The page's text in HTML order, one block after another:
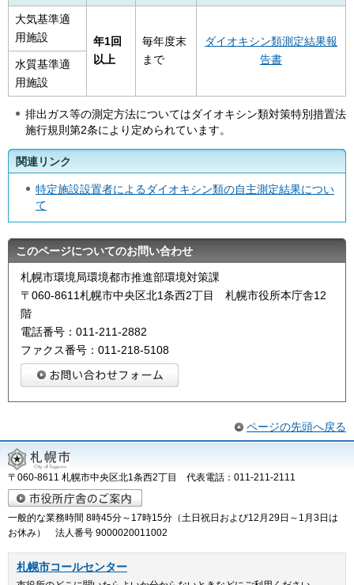
大気基準適
用施設
年1回
以上
毎年度末
まで
ダイオキシン類測定結果報
告書
水質基準適
用施設
排出ガス等の測定方法についてはダイオキシン類対策特別措置法
施行規則第2条により定められています。
関連リンク
特定施設設置者によるダイオキシン類の自主測定結果につい
て
このページについてのお問い合わせ
札幌市環境局環境都市推進部環境対策課
〒060-8611札幌市中央区北1条西2丁目 札幌市役所本庁舎12
階
電話番号：011-211-2882
ファクス番号：011-218-5108
ページの先頭へ戻る
〒060-8611 札幌市中央区北1条西2丁目 代表電話：011-211-2111
一般的な業務時間 8時45分～17時15分（土日祝日および12月29日～1月3日は
お休み） 法人番号 9000020011002
札幌市コールセンター